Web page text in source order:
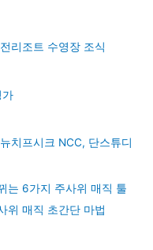
리조트 수영장 조식
가
치프시크 NCC, 단스튜디
는 6가지 주사위 매직 툴
위 매직 초간단 마법